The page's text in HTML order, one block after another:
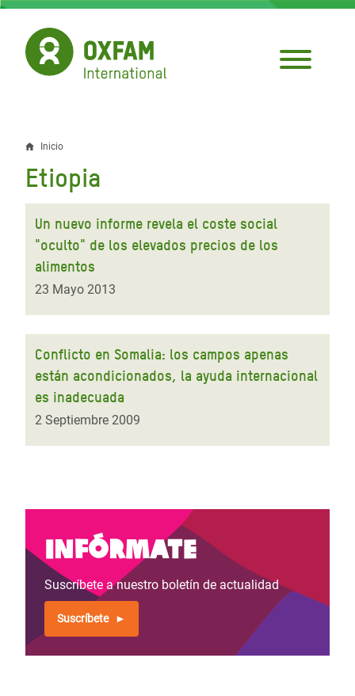
Pasar
contenido
principal
Sobrescribir
enlaces
de
ayuda
la
navegación
Inicio
Etiopia
Un nuevo informe revela el coste social
"oculto" de los elevados precios de los
alimentos
23 Mayo 2013
Conflicto en Somalia: los campos apenas
están acondicionados, la ayuda internacional
es inadecuada
2 Septiembre 2009
Infórmate
Suscríbete a nuestro boletín de actualidad
Suscríbete